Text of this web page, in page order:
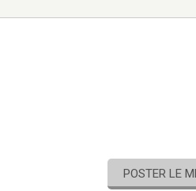
POSTER LE